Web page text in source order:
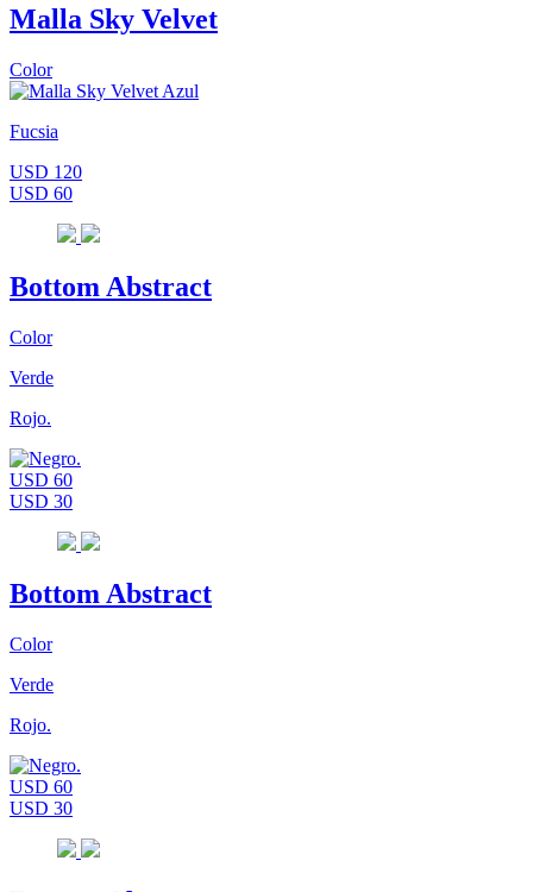
Malla Sky Velvet
Color
Fucsia
USD 120
USD 60
Bottom Abstract
Color
Verde
Rojo.
USD 60
USD 30
Bottom Abstract
Color
Verde
Rojo.
USD 60
USD 30